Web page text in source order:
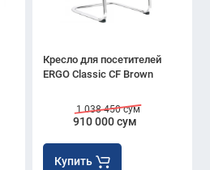
Кресло для посетителей
ERGO Classic CF Brown
910 000 сум
1 038 450 сум
Купить